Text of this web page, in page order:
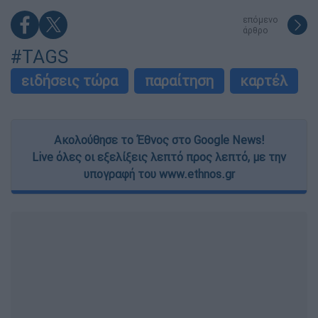
επόμενο
άρθρο
#TAGS
ειδήσεις τώρα παραίτηση καρτέλ
Ακολούθησε το Έθνος στο Google News!
Live όλες οι εξελίξεις λεπτό προς λεπτό, με την
υπογραφή του www.ethnos.gr